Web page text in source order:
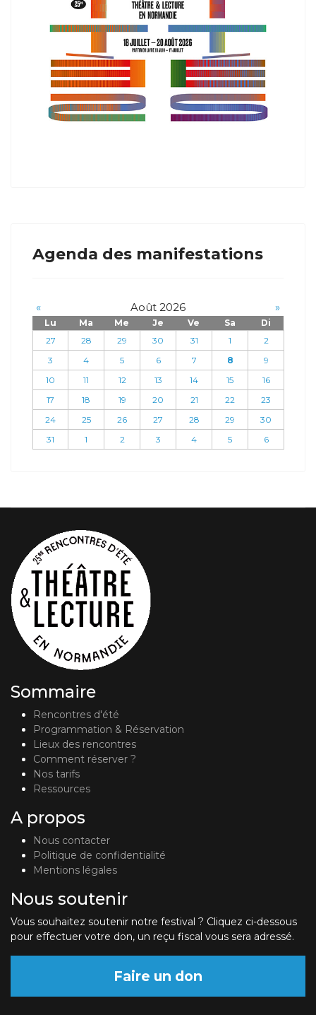
Agenda des manifestations
« Août 2026 »
Lu Ma Me Je Ve Sa
Di
27
28 29 30 31 1
2
3
4 5 6 7 8
9
10
11 12 13 14 15
16
17
18 19 20 21 22
23
24
25 26 27 28 29
30
31
1 2 3 4 5 6
Sommaire
Rencontres d'été
Programmation & Réservation
Lieux des rencontres
Comment réserver ?
Nos tarifs
Ressources
A propos
Nous contacter
Politique de confidentialité
Mentions légales
Nous soutenir
Vous souhaitez soutenir notre festival ? Cliquez ci-dessous
pour effectuer votre don, un reçu fiscal vous sera adressé.
Faire un don